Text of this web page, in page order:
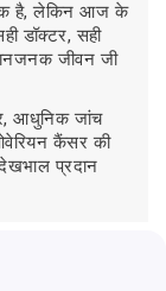
है, लेकिन आज के
डॉक्टर, सही
जीवन जी
आधुनिक जांच
कैंसर की
प्रदान